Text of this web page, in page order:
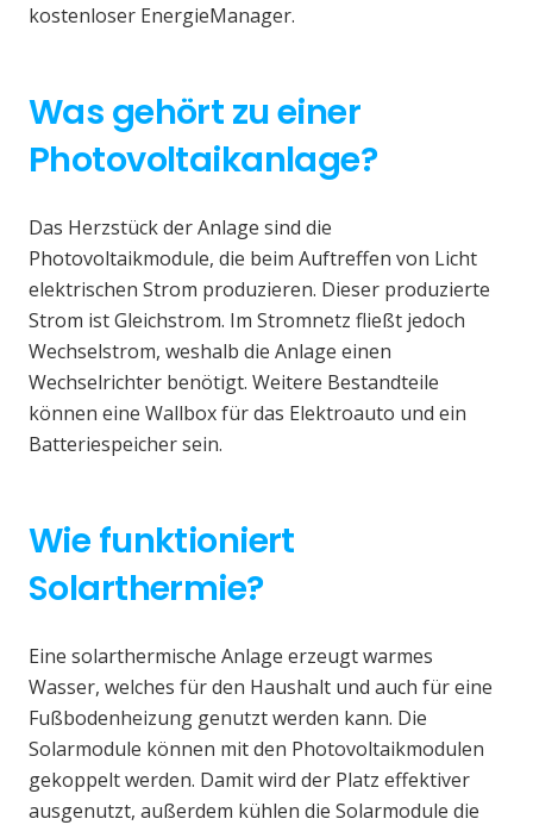
kostenloser EnergieManager.
Was gehört zu einer
Photovoltaikanlage?
Das Herzstück der Anlage sind die
Photovoltaikmodule, die beim Auftreffen von Licht
elektrischen Strom produzieren. Dieser produzierte
Strom ist Gleichstrom. Im Stromnetz fließt jedoch
Wechselstrom, weshalb die Anlage einen
Wechselrichter benötigt. Weitere Bestandteile
können eine Wallbox für das Elektroauto und ein
Batteriespeicher sein.
Wie funktioniert
Solarthermie?
Eine solarthermische Anlage erzeugt warmes
Wasser, welches für den Haushalt und auch für eine
Fußbodenheizung genutzt werden kann. Die
Solarmodule können mit den Photovoltaikmodulen
gekoppelt werden. Damit wird der Platz effektiver
ausgenutzt, außerdem kühlen die Solarmodule die